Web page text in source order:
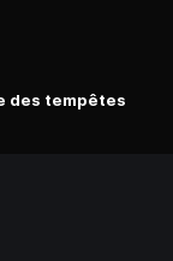
des tempêtes